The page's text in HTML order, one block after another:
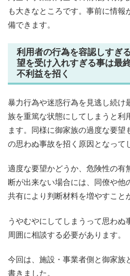
も大きなところです。事前に情報
備できます。
利用者の行為を容認しすぎ
望を受け入れすぎる事は最
不利益を招く
暴力行為や迷惑行為を見逃し続け
族を重篤な状態にしてしまうと利
ます。同様に御家族の過度な要望
の思わぬ事故を招く原因となって
適度な要望かどうか、危険性の有
断が出来ない場合には、同僚や他
共有により判断材料を増やすこと
うやむやにしてしまうって思わぬ
周囲に相談する必要があります。
今回は、施設・事業者側と御家族
書きました。